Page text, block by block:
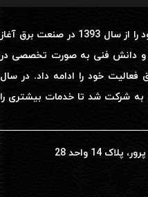
شرکت تامین صنعت رامان فعالیت خود را از سال 1393 در صنعت برق آغاز
و دانش فنی به صورت تخصصی در
فعالیت خود را ادامه داد. در سال
به شرکت شد تا خدمات بیشتری را
14 واحد 28